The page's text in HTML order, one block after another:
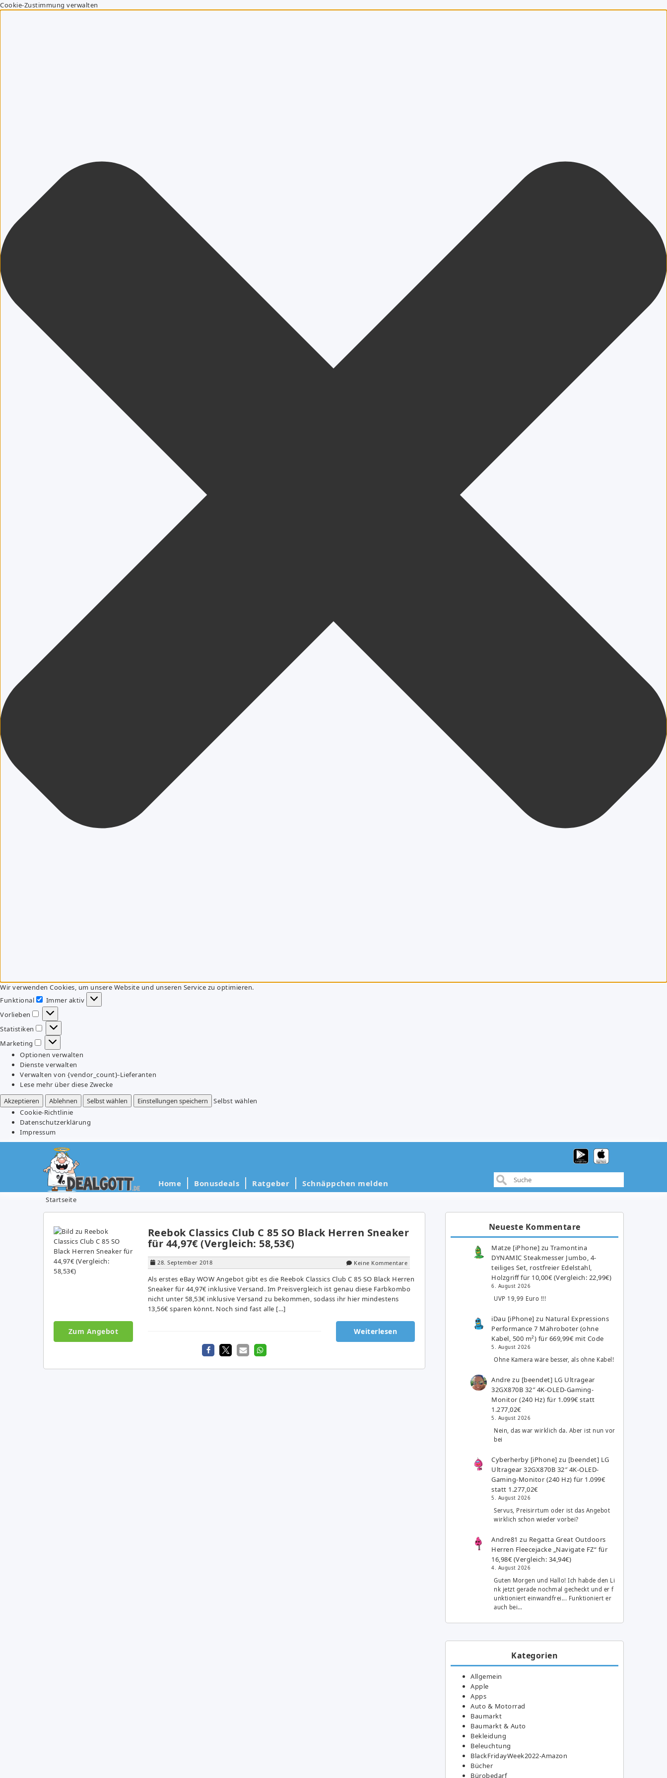
Cookie-Zustimmung verwalten
Wir verwenden Cookies, um unsere Website und unseren Service zu optimieren.
Funktional
Funktional
Immer aktiv
Vorlieben
Vorlieben
Statistiken
Statistiken
Marketing
Marketing
Optionen verwalten
Dienste verwalten
Verwalten von {vendor_count}-Lieferanten
Lese mehr über diese Zwecke
Akzeptieren
Ablehnen Selbst wählen Einstellungen speichern
Selbst wählen
Cookie-Richtlinie
Datenschutzerklärung
Impressum
Home Bonusdeals Ratgeber Schnäppchen melden
Startseite
Reebok Classics Club C 85 SO Black Herren Sneaker
für 44,97€ (Vergleich: 58,53€)
28. September 2018 Keine Kommentare
Als erstes eBay WOW Angebot gibt es die Reebok Classics Club C 85 SO Black Herren
Sneaker für 44,97€ inklusive Versand. Im Preisvergleich ist genau diese Farbkombo
nicht unter 58,53€ inklusive Versand zu bekommen, sodass ihr hier mindestens
13,56€ sparen könnt. Noch sind fast alle […]
Zum Angebot Weiterlesen
Neueste Kommentare
Matze [iPhone] zuTramontina
DYNAMIC Steakmesser Jumbo, 4-
teiliges Set, rostfreier Edelstahl,
Holzgriff für 10,00€ (Vergleich: 22,99€)
6. August 2026
UVP 19,99 Euro !!!
iDau [iPhone] zu Natural Expressions
Performance 7 Mähroboter (ohne
Kabel, 500 m²) für 669,99€ mit Code
5. August 2026
Ohne Kamera wäre besser, als ohne Kabel!
Andre zu [beendet] LG Ultragear
32GX870B 32″ 4K-OLED-Gaming-
Monitor (240 Hz) für 1.099€ statt
1.277,02€
5. August 2026
Nein, das war wirklich da. Aber ist nun vor
bei
Cyberherby [iPhone] zu [beendet] LG
Ultragear 32GX870B 32″ 4K-OLED-
Gaming-Monitor (240 Hz) für 1.099€
statt 1.277,02€
5. August 2026
Servus, Preisirrtum oder ist das Angebot
wirklich schon wieder vorbei?
Andre81 zu Regatta Great Outdoors
Herren Fleecejacke „Navigate FZ“ für
16,98€ (Vergleich: 34,94€)
4. August 2026
Guten Morgen und Hallo! Ich habde den Li
nk jetzt gerade nochmal gecheckt und er f
unktioniert einwandfrei... Funktioniert er
auch bei…
Kategorien
Allgemein
Apple
Apps
Auto & Motorrad
Baumarkt
Baumarkt & Auto
Bekleidung
Beleuchtung
BlackFridayWeek2022-Amazon
Bücher
Bürobedarf